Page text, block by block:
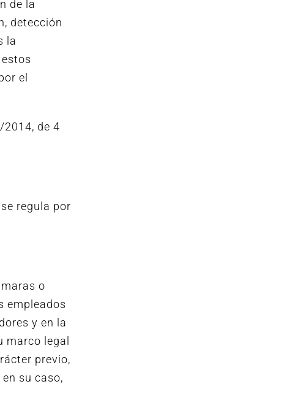
de la
detección
la
el
de 4
regula por
o
empleados
y en la
marco legal
previo,
su caso,